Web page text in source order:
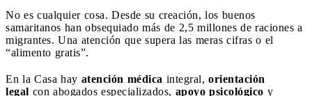
No es cualquier cosa. Desde su creación, los buenos
samaritanos han obsequiado más de 2,5 millones de raciones a
migrantes. Una atención que supera las meras cifras o el
“alimento gratis”.
En la Casa hay atención médica integral, orientación
legal con abogados especializados, apoyo psicológico y